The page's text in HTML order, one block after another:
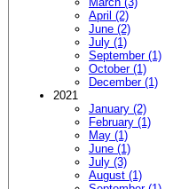
April (2)
June (2)
July (1)
September (1)
October (1)
December (1)
2021
January (2)
February (1)
May (1)
June (1)
July (3)
August (1)